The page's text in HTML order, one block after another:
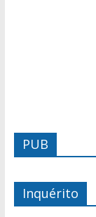
PUB
Inquérito